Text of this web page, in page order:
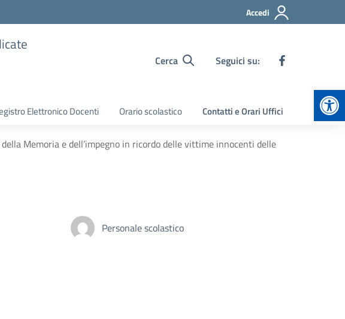
Accedi
Cerca Seguici su:
Elettronico Docenti Orario scolastico Contatti e Orari Uffici
Memoria e dell’impegno in ricordo delle vittime innocenti delle
Personale scolastico